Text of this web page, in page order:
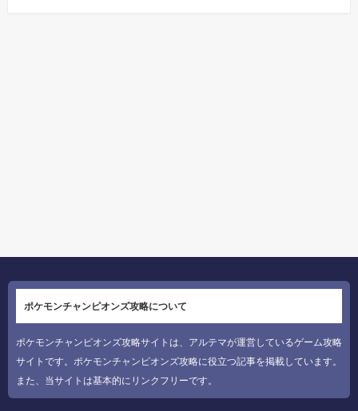
ポケモンチャンピオンズ攻略について
ポケモンチャンピオンズ攻略サイトは、アルテマが運営しているゲーム攻略
サイトです。ポケモンチャンピオンズ攻略に役立つ記事を掲載しています。
また、当サイトは基本的にリンクフリーです。